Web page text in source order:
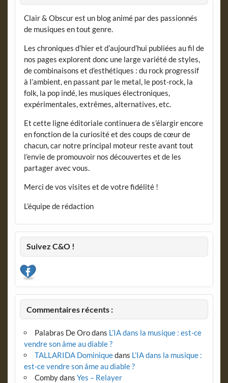
Clair & Obscur est un blog animé par des passionnés
de musiques en tout genre.
Les chroniques d’hier et d’aujourd’hui publiées au fil de
nos pages explorent donc une large variété de styles,
de combinaisons et d’esthétiques : du rock progressif
à l’ambient, en passant par le metal, le post-rock, la
folk, la pop indé, les musiques électroniques,
expérimentales, extrêmes, alternatives, etc.
Et cette ligne éditoriale continuera de s’élargir encore
en fonction de la curiosité et des coups de cœur de
chacun, car notre principal moteur reste avant tout
l’envie de promouvoir nos découvertes et de les
partager avec vous.
Merci de vos visites et de votre fidélité !
L’équipe de rédaction
Suivez C&O !
Commentaires récents :
Palabras De Orodans L’IA dans la musique : est-ce
vendre son âme au diable ?
TALLARIDA Dominiquedans L’IA dans la musique :
est-ce vendre son âme au diable ?
Combydans Yes – Relayer